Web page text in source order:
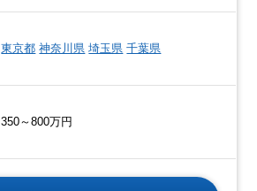
東京都 神奈川県 埼玉県 千葉県
350～800万円